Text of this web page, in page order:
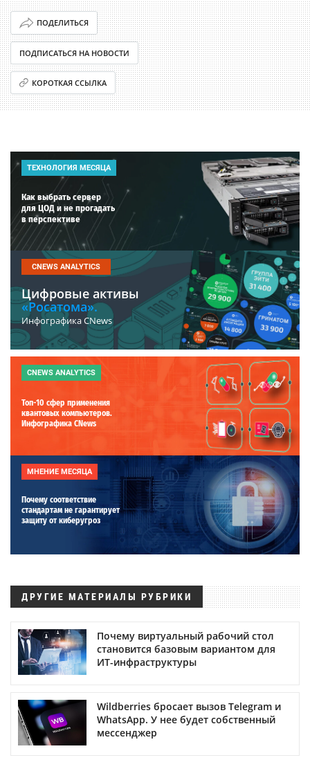
ПОДЕЛИТЬСЯ
ПОДПИСАТЬСЯ НА НОВОСТИ
КОРОТКАЯ ССЫЛКА
ТЕХНОЛОГИЯ МЕСЯЦА
Как выбрать сервер
для ЦОД и не прогадать
в перспективе
CNEWS ANALYTICS
Цифровые активы
«Росатома».
Инфографика CNews
CNEWS ANALYTICS
Топ-10 сфер применения
квантовых компьютеров.
Инфографика CNews
МНЕНИЕ МЕСЯЦА
Почему соответствие
стандартам не гарантирует
защиту от киберугроз
ДРУГИЕ МАТЕРИАЛЫ РУБРИКИ
Почему виртуальный рабочий стол
становится базовым вариантом для
ИТ-инфраструктуры
Wildberries бросает вызов Telegram и
WhatsApp. У нее будет собственный
мессенджер